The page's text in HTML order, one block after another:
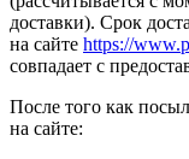
доставки). Срок
на сайте https://
совпадает с
После того как
на сайте: